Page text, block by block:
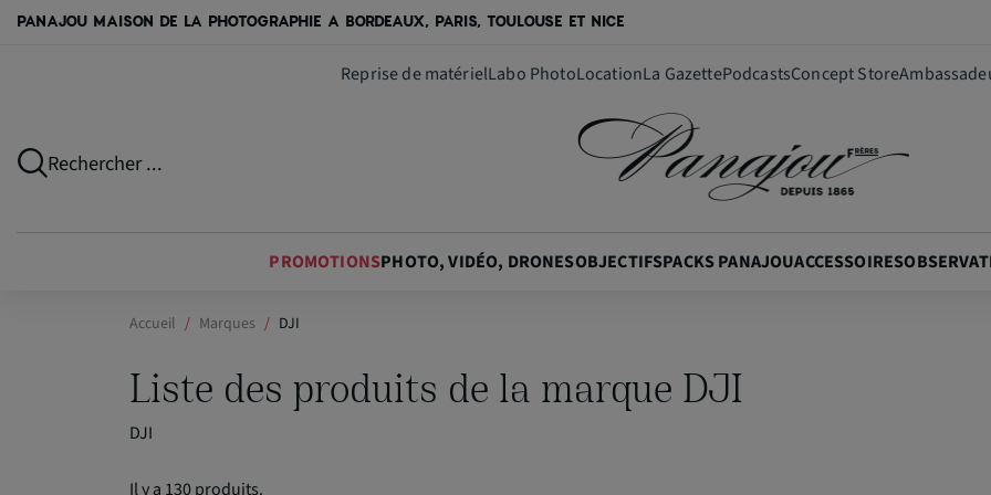
PANAJOU MAISON DE LA PHOTOGRAPHIE A BORDEAUX, PARIS, TOULOUSE ET NICE
Reprise de matérielLabo PhotoLocationLa GazettePodcastsConcept Store
Rechercher ...
PROMOTIONSPHOTO, VIDÉO, DRONESOBJECTIFSPACKS PANAJOUACCESSOIRES
Accueil Marques DJI
Liste des produits de la marque DJI
DJI
Il y a 130 produits.